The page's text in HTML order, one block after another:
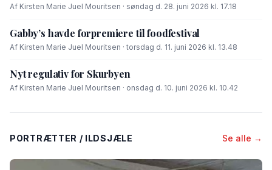
Af Kirsten Marie Juel Mouritsen · søndag d. 28. juni 2026 kl. 17.18
Gabby’s havde forpremiere til foodfestival
Af Kirsten Marie Juel Mouritsen · torsdag d. 11. juni 2026 kl. 13.48
Nyt regulativ for Skurbyen
Af Kirsten Marie Juel Mouritsen · onsdag d. 10. juni 2026 kl. 10.42
PORTRÆTTER / ILDSJÆLE Se alle →